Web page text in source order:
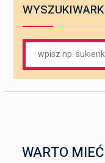
WARTO